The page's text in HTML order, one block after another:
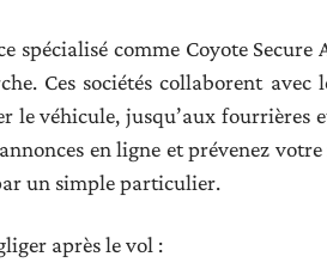
spécialisé comme Coyote
Ces sociétés collaborent avec
véhicule, jusqu’aux fourrières
en ligne et prévenez
un simple particulier.
après le vol :